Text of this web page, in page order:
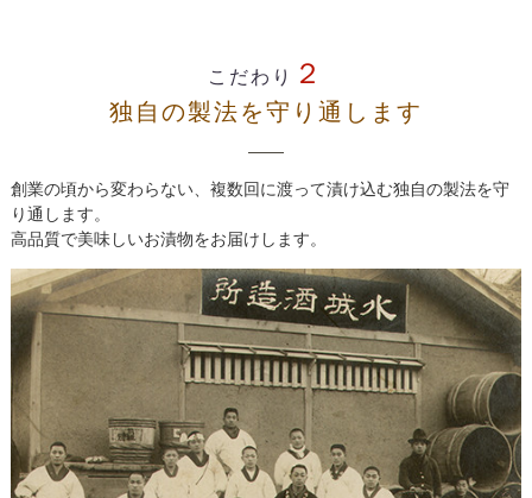
こだわり ２
独自の製法を守り通します
創業の頃から変わらない、複数回に渡って漬け込む独自の製法を守
り通します。
高品質で美味しいお漬物をお届けします。